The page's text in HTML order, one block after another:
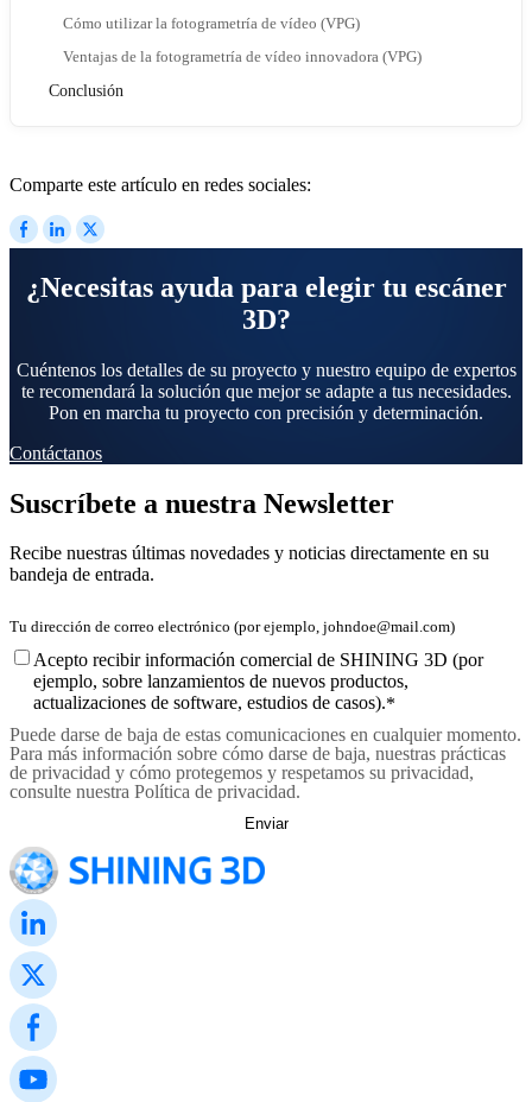
Cómo utilizar la fotogrametría de vídeo (VPG)
Ventajas de la fotogrametría de vídeo innovadora (VPG)
Conclusión
Comparte este artículo en redes sociales:
¿Necesitas ayuda para elegir tu escáner
3D?
Cuéntenos los detalles de su proyecto y nuestro equipo de expertos
te recomendará la solución que mejor se adapte a tus necesidades.
Pon en marcha tu proyecto con precisión y determinación.
Contáctanos
Suscríbete a nuestra Newsletter
Recibe nuestras últimas novedades y noticias directamente en su
bandeja de entrada.
Acepto recibir información comercial de SHINING 3D (por
ejemplo, sobre lanzamientos de nuevos productos,
actualizaciones de software, estudios de casos).*
Puede darse de baja de estas comunicaciones en cualquier momento.
Para más información sobre cómo darse de baja, nuestras prácticas
de privacidad y cómo protegemos y respetamos su privacidad,
consulte nuestra Política de privacidad.